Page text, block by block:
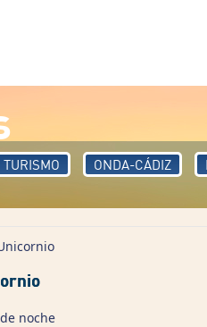
TURISMO ONDA-CÁDIZ
noche